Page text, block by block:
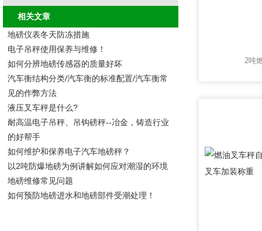
2吨
相关文章
地磅仪表冬天防冻措施
电子吊秤使用保养与维修！
如何分辨地磅传感器的质量好坏
汽车衡结构分类/汽车衡的标准配置/汽车衡常
见的作弊方法
液压叉车秤是什么?
耐高温电子吊秤、吊钩磅秤--冶金，铸造行业
的好帮手
如何维护和保养电子汽车地磅秤？
以2吨防爆地磅为例讲解如何应对潮湿的环境
地磅维修常见问题
如何预防地磅进水和地磅部件受潮处理！